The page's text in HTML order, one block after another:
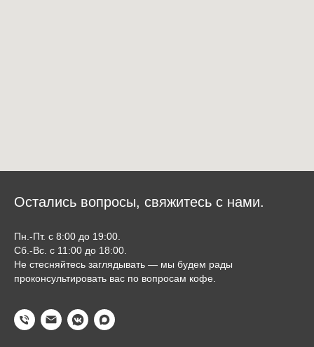
Остались вопросы, свяжитесь с нами.
Пн.-Пт. с 8:00 до 19:00.
Сб.-Вс. с 11:00 до 18:00.
Не стесняйтесь заглядывать — мы будем рады
проконсультировать вас по вопросам кофе.